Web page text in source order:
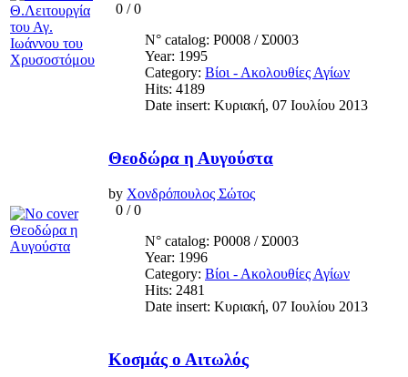
0 /0
N° catalog: Ρ0008 / Σ0003
Year: 1995
Category: Βίοι - Ακολουθίες Αγίων
Hits: 4189
Date insert: Κυριακή, 07 Ιουλίου 2013
Θεοδώρα η Αυγούστα
by Χονδρόπουλος Σώτος
0 /0
N° catalog: Ρ0008 / Σ0003
Year: 1996
Category: Βίοι - Ακολουθίες Αγίων
Hits: 2481
Date insert: Κυριακή, 07 Ιουλίου 2013
Κοσμάς ο Αιτωλός